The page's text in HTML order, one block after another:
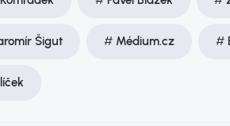
Šigut Médium.cz